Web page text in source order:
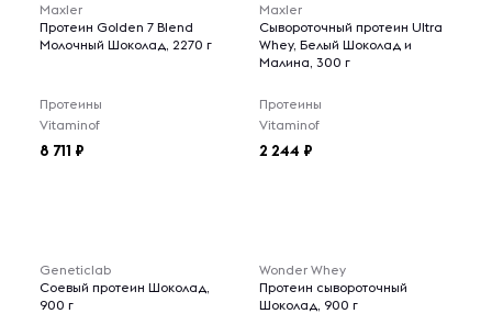
Maxler
Протеин Golden 7 Blend
Молочный Шоколад, 2270 г
Протеины
Vitaminof
8 711
Maxler
Сывороточный протеин Ultra
Whey, Белый Шоколад и
Малина, 300 г
Протеины
Vitaminof
2 244
Geneticlab
Соевый протеин Шоколад,
900 г
Wonder Whey
Протеин сывороточный
Шоколад, 900 г